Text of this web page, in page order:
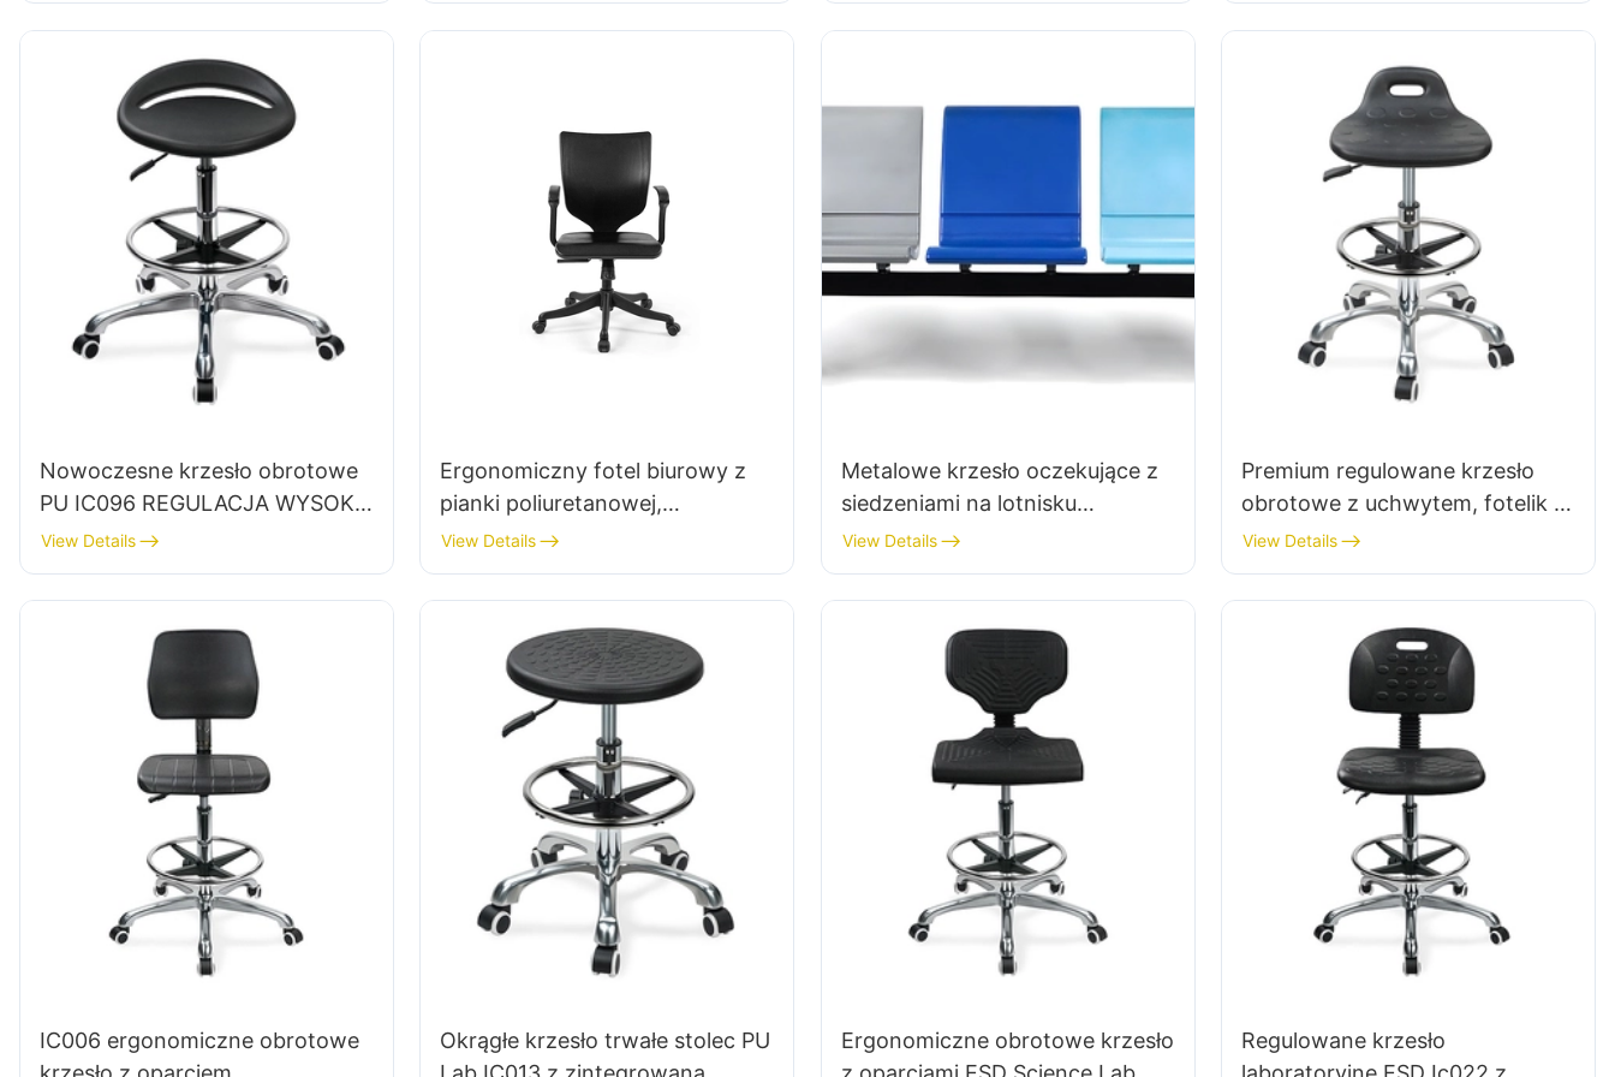
gwiazdkowy baza dla
laboratoriów
Spersonalizowane Hewei
Nowoczesne krzesło obrotowe
PU IC096 REGULACJA WYSOKI
REGULATOWANY PIERŚCIEŃ
STOPY & 5-gwiazdkowy
podstawa | Idealny do biura &
Użycie studyjne
View Details
Ergonomiczny fotel biurowy z
pianki poliuretanowej,
formowany fabrycznie, IC091
HEWEI SEATING
View Details
Metalowe krzesło oczekujące z
siedzeniami na lotnisku
dostawca LC100 Hewei
View Details
Premium regulowane krzesło
obrotowe z uchwytem, ​​fotelik z
pianki międzygalicznej & PU Lab
Stool Projekt wysokości Ring
stopy & Chromowana 5-
gwiazdkowa podstawa dla
najwyższego komfortu
View Details
IC006 ergonomiczne obrotowe
Okrągłe krzesło trwałe stolec PU
Ergonomiczne obrotowe krzesło
Regulowane krzesło